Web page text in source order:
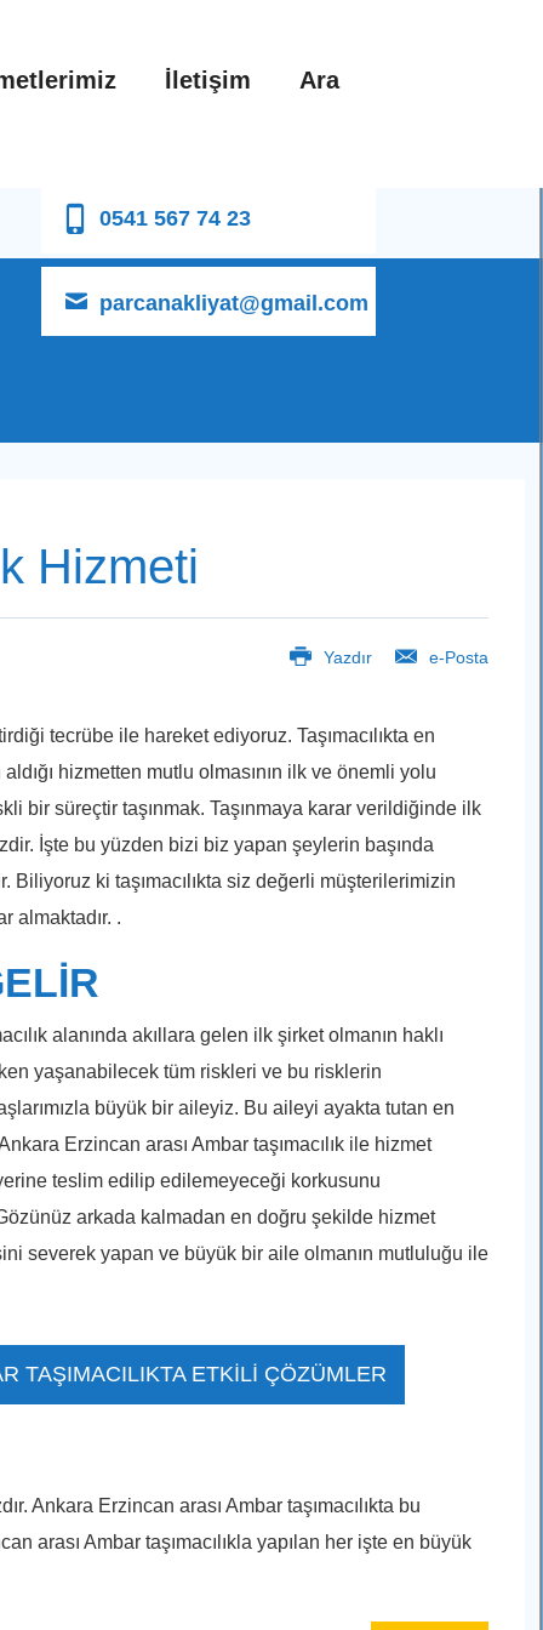
İletişim Ara
0541 567 74 23
parcanakliyat@gmail.com
Hizmeti
Yazdır e-Posta
tecrübe ile hareket ediyoruz. Taşımacılıkta en
hizmetten mutlu olmasının ilk ve önemli yolu
bir süreçtir taşınmak. Taşınmaya karar verildiğinde ilk
İşte bu yüzden bizi biz yapan şeylerin başında
Biliyoruz ki taşımacılıkta siz değerli müşterilerimizin
almaktadır. .
alanında akıllara gelen ilk şirket olmanın haklı
yaşanabilecek tüm riskleri ve bu risklerin
büyük bir aileyiz. Bu aileyi ayakta tutan en
Erzincan arası Ambar taşımacılık ile hizmet
yerine teslim edilip edilemeyeceği korkusunu
arkada kalmadan en doğru şekilde hizmet
severek yapan ve büyük bir aile olmanın mutluluğu ile
TAŞIMACILIKTA ETKİLİ ÇÖZÜMLER
Ankara Erzincan arası Ambar taşımacılıkta bu
arası Ambar taşımacılıkla yapılan her işte en büyük